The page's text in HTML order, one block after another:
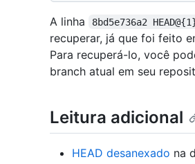
A linha 8bd5e736a2
recuperar, já que foi feito
Para recuperá-lo, você
branch atual em seu
Leitura adicional
HEAD desanexado na